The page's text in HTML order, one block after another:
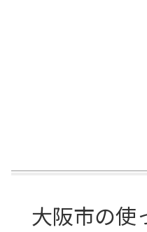
大阪市の使